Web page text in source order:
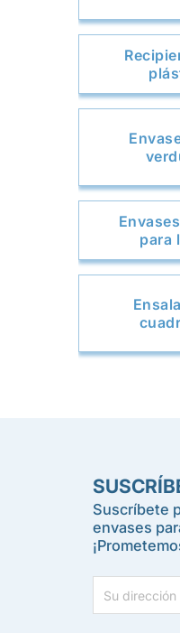
para
Suscríbete
envases